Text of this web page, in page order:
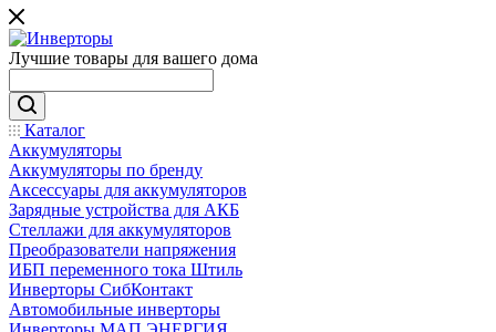
Лучшие товары для вашего дома
Каталог
Аккумуляторы
Аккумуляторы по бренду
Аксессуары для аккумуляторов
Зарядные устройства для АКБ
Стеллажи для аккумуляторов
Преобразователи напряжения
ИБП переменного тока Штиль
Инверторы СибКонтакт
Автомобильные инверторы